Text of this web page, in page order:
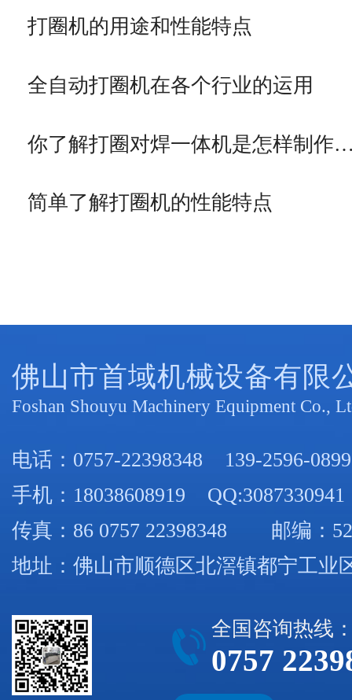
打圈机的用途和性能特点
全自动打圈机在各个行业的运用
你了解打圈对焊一体机是怎样制作
简单了解打圈机的性能特点
佛山市首域机械设备有限
Foshan Shouyu Machinery Equipment Co.,
电话： 0757-22398348
139-2596-0899
手机： 18038608919 QQ:3087330941
传真：86 0757 22398348 邮编：
地址：佛山市顺德区北滘镇都宁工业
全国咨询热线
0757